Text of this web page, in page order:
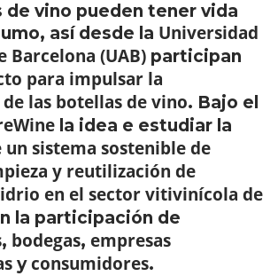
de vino pueden tener vida
así desde la Universidad
Barcelona (UAB) participan
para impulsar la
las botellas de vino. Bajo el
la idea e estudiar la
sistema sostenible de
y reutilización de
en el sector vitivinícola de
la participación de
, bodegas, empresas
yconsumidores.